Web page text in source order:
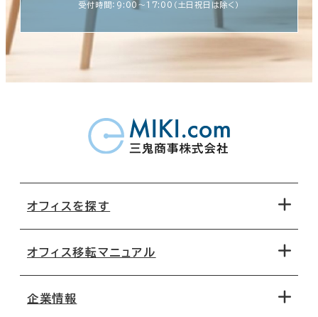
受付時間：9:00〜17:00（土日祝日は除く）
オフィスを探す
地図から探す
オフィス移転マニュアル
企業情報